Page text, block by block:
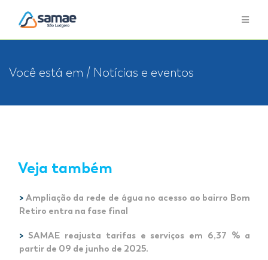
Você está em / Notícias e eventos
Veja também
> Ampliação da rede de água no acesso ao bairro Bom
Retiro entra na fase final
> SAMAE reajusta tarifas e serviços em 6,37 % a
partir de 09 de junho de 2025.